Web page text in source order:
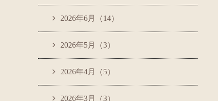
2026年6月（14）
2026年5月（3）
2026年4月（5）
2026年3月（3）